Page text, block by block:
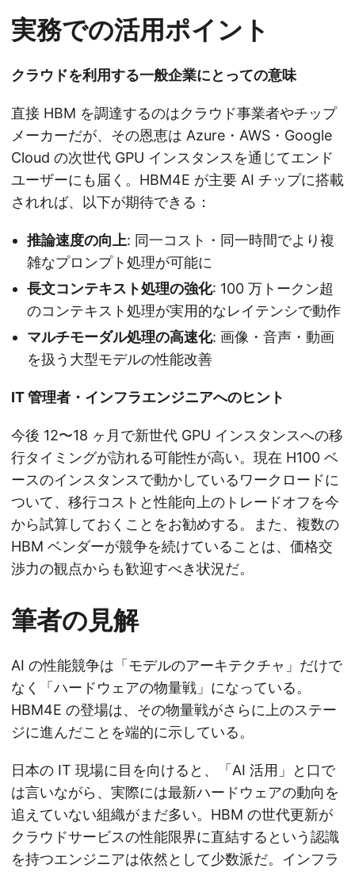
実務での活用ポイント
クラウドを利用する一般企業にとっての意味
直接 HBM を調達するのはクラウド事業者やチップ
メーカーだが、その恩恵は Azure・AWS・Google
Cloud の次世代 GPU インスタンスを通じてエンド
ユーザーにも届く。HBM4E が主要 AI チップに搭載
されれば、以下が期待できる：
推論速度の向上: 同一コスト・同一時間でより複
雑なプロンプト処理が可能に
長文コンテキスト処理の強化: 100 万トークン超
のコンテキスト処理が実用的なレイテンシで動作
マルチモーダル処理の高速化: 画像・音声・動画
を扱う大型モデルの性能改善
IT 管理者・インフラエンジニアへのヒント
今後 12〜18 ヶ月で新世代 GPU インスタンスへの移
行タイミングが訪れる可能性が高い。現在 H100 ベ
ースのインスタンスで動かしているワークロードに
ついて、移行コストと性能向上のトレードオフを今
から試算しておくことをお勧めする。また、複数の
HBM ベンダーが競争を続けていることは、価格交
渉力の観点からも歓迎すべき状況だ。
筆者の見解
AI の性能競争は「モデルのアーキテクチャ」だけで
なく「ハードウェアの物量戦」になっている。
HBM4E の登場は、その物量戦がさらに上のステー
ジに進んだことを端的に示している。
日本の IT 現場に目を向けると、「AI 活用」と口で
は言いながら、実際には最新ハードウェアの動向を
追えていない組織がまだ多い。HBM の世代更新が
クラウドサービスの性能限界に直結するという認識
を持つエンジニアは依然として少数派だ。インフラ